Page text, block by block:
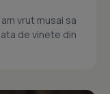
vrut musai sa
de vinete din